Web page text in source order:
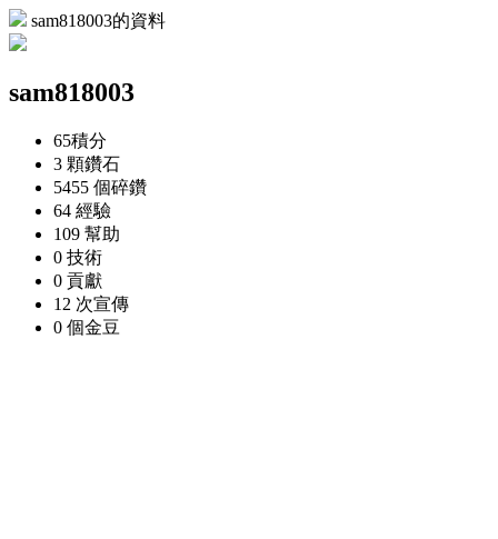
sam818003的資料
sam818003
65積分
3 顆鑽石
5455 個碎鑽
64 經驗
109 幫助
0 技術
0 貢獻
12 次宣傳
0 個金豆